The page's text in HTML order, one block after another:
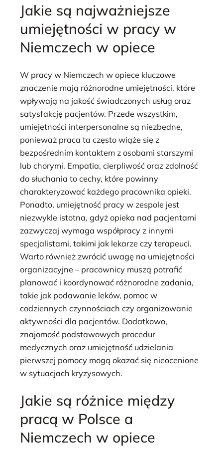
Jakie są najważniejsze
umiejętności w pracy w
Niemczech w opiece
W pracy w Niemczech w opiece kluczowe
znaczenie mają różnorodne umiejętności, które
wpływają na jakość świadczonych usług oraz
satysfakcję pacjentów. Przede wszystkim,
umiejętności interpersonalne są niezbędne,
ponieważ praca ta często wiąże się z
bezpośrednim kontaktem z osobami starszymi
lub chorymi. Empatia, cierpliwość oraz zdolność
do słuchania to cechy, które powinny
charakteryzować każdego pracownika opieki.
Ponadto, umiejętność pracy w zespole jest
niezwykle istotna, gdyż opieka nad pacjentami
zazwyczaj wymaga współpracy z innymi
specjalistami, takimi jak lekarze czy terapeuci.
Warto również zwrócić uwagę na umiejętności
organizacyjne – pracownicy muszą potrafić
planować i koordynować różnorodne zadania,
takie jak podawanie leków, pomoc w
codziennych czynnościach czy organizowanie
aktywności dla pacjentów. Dodatkowo,
znajomość podstawowych procedur
medycznych oraz umiejętność udzielania
pierwszej pomocy mogą okazać się nieocenione
w sytuacjach kryzysowych.
Jakie są różnice między
pracą w Polsce a
Niemczech w opiece